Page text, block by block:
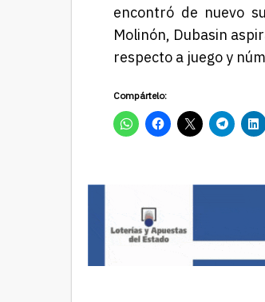
encontró de nuevo
Molinón, Dubasin
respecto a juego y
Compártelo: